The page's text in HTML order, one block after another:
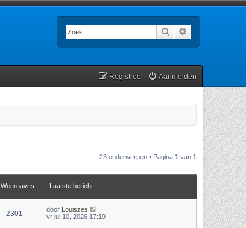
Zoek
Aanmelden
Registreer
23 onderwerpen • Pagina 1 van 1
Weergaves Laatste bericht
2301 door Louiszes
vr jul 10, 2026 17:19